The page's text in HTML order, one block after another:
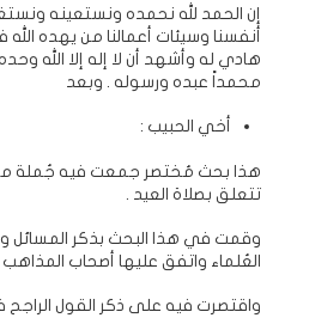
إن الحمد لله نحمده ونستعينه
أنفسنا وسيئات أعمالنا من يهده
هادي له وأشهد أن لا إله إلا الله
محمداً عبده ورسوله . وبعد
أخي الحبيب :
هذا بحث مُختصر جمعت فيه جُملة من
تتعلق بصلاة العيد .
وقمت في هذا البحث بذكر المسائل
العُلماء واتفق عليها أصحاب المذاهب
واقتصرت فيه على ذكر القول الراجح